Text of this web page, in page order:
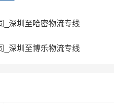
_深圳至哈密物流专线
_深圳至博乐物流专线